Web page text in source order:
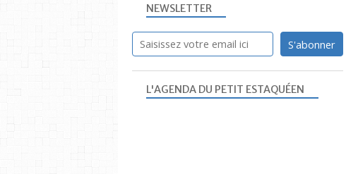
NEWSLETTER
L'AGENDA DU PETIT ESTAQUÉEN